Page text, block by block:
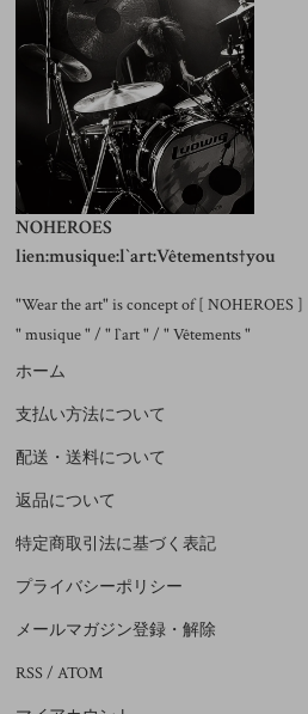
NOHEROES
lien:musique:l`art:Vêtements†you
"Wear the art" is concept of [ NOHEROES ]
" musique " / " l`art " / " Vêtements "
ホーム
支払い方法について
配送・送料について
返品について
特定商取引法に基づく表記
プライバシーポリシー
メールマガジン登録・解除
RSS/ATOM